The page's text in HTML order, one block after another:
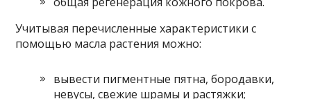
Учитывая перечисленные характеристики с
помощью масла растения можно:
вывести пигментные пятна, бородавки,
невусы, свежие шрамы и растяжки;